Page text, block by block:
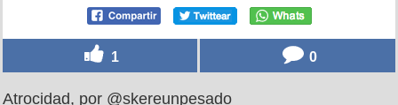
1 0
Atrocidad, por @skereunpesado